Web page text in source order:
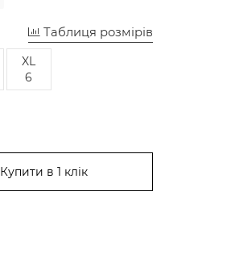
Таблиця розмірів
XL
6
Купити в 1 клік